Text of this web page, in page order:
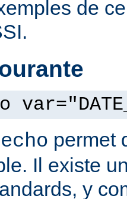
de
echo permet
Il existe
y